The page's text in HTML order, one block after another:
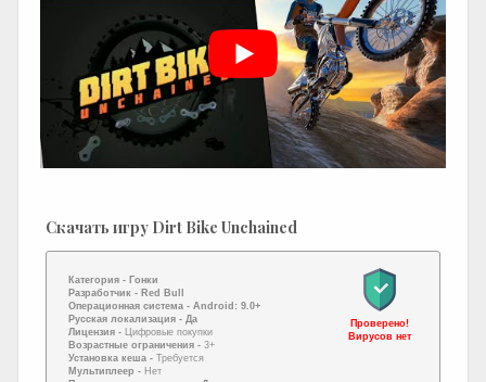
Скачать игру Dirt Bike Unchained
Категория - Гонки
Разработчик - Red Bull
Операционная система - Android: 9.0+
Русская локализация - Да
Лицензия -
Цифровые покупки
Возрастные ограничения - 3+
Установка кеша - Требуется
Мультиплеер - Нет
Проверено!
Вирусов нет